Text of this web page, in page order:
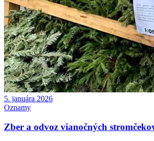
5. januára 2026
Oznamy
Zber a odvoz vianočných